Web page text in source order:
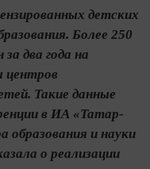
детских
Более 250
два года на
центров
Такие данные
в ИА «Татар-
и науки
о реализации